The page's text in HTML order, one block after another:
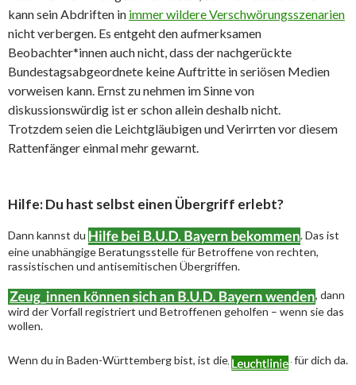
kann sein Abdriften in immer wildere Verschwörungsszenarien
nicht verbergen. Es entgeht den aufmerksamen
Beobachter*innen auch nicht, dass der nachgerückte
Bundestagsabgeordnete keine Auftritte in seriösen Medien
vorweisen kann. Ernst zu nehmen im Sinne von
diskussionswürdig ist er schon allein deshalb nicht.
Trotzdem seien die Leichtgläubigen und Verirrten vor diesem
Rattenfänger einmal mehr gewarnt.
Hilfe: Du hast selbst einen Übergriff erlebt?
Dann kannst du
. Das ist
eine unabhängige Beratungsstelle für Betroffene von rechten,
rassistischen und antisemitischen Übergriffen.
, dann
wird der Vorfall registriert und Betroffenen geholfen – wenn sie das
wollen.
Wenn du in Baden-Württemberg bist, ist die für dich da.